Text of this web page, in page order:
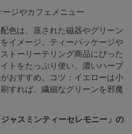
ージやカフェメニュー
色は、蒸された磁器やグリーン
イメージ。ティーパッケージや
トーリーテリング商品にぴった
トをたっぷり使い、濃いハーブ
おすすめ。コツ：イエローは小
すれば、繊細なグリーンを邪魔
ャスミンティーセレモニー」の